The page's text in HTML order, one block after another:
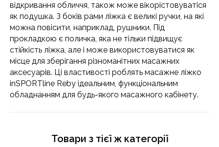
відкривання обличчя, також може вікорістовуватіся
як подушка. З боків рами ліжка є великі ручки, на які
можна повісити, наприклад, рушники. Під
прокладкою є поличка, яка не тільки підвищує
стійкість ліжка, але і може використовуватися як
місце для зберігання різноманітних масажних
аксесуарів. Ці властивості роблять масажне ліжко
inSPORTline Reby ідеальним, функціональним
обладнанням для будь-якого масажного кабінету.
Товари з тієї ж категорії